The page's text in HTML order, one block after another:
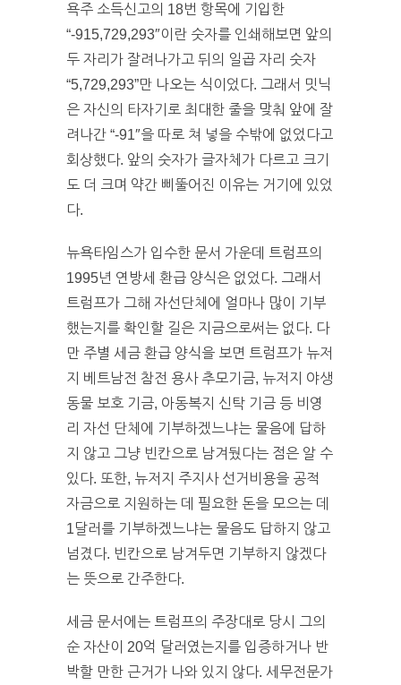
욕주 소득신고의 18번 항목에 기입한
“-915,729,293″이란 숫자를 인쇄해보면 앞의
두 자리가 잘려나가고 뒤의 일곱 자리 숫자
“5,729,293”만 나오는 식이었다. 그래서 밋닉
은 자신의 타자기로 최대한 줄을 맞춰 앞에 잘
려나간 “-91″을 따로 쳐 넣을 수밖에 없었다고
회상했다. 앞의 숫자가 글자체가 다르고 크기
도 더 크며 약간 삐뚤어진 이유는 거기에 있었
다.
뉴욕타임스가 입수한 문서 가운데 트럼프의
1995년 연방세 환급 양식은 없었다. 그래서
트럼프가 그해 자선단체에 얼마나 많이 기부
했는지를 확인할 길은 지금으로써는 없다. 다
만 주별 세금 환급 양식을 보면 트럼프가 뉴저
지 베트남전 참전 용사 추모기금, 뉴저지 야생
동물 보호 기금, 아동복지 신탁 기금 등 비영
리 자선 단체에 기부하겠느냐는 물음에 답하
지 않고 그냥 빈칸으로 남겨뒀다는 점은 알 수
있다. 또한, 뉴저지 주지사 선거비용을 공적
자금으로 지원하는 데 필요한 돈을 모으는 데
1달러를 기부하겠느냐는 물음도 답하지 않고
넘겼다. 빈칸으로 남겨두면 기부하지 않겠다
는 뜻으로 간주한다.
세금 문서에는 트럼프의 주장대로 당시 그의
순 자산이 20억 달러였는지를 입증하거나 반
박할 만한 근거가 나와 있지 않다. 세무전문가